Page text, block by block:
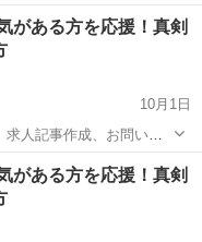
きる方で、業 務 連 絡...
がある方を応援！真剣
10月1日
人記事作成、お問い合
安心
例して報 酬 U P！が見込
ャンペーン SNS
がある方を応援！真剣